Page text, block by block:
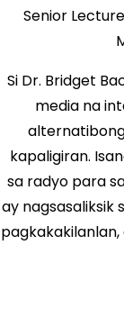
Senior
Si Dr. Bridget
media na
kapaligiran.
sa radyo para
ay nagsasaliksik